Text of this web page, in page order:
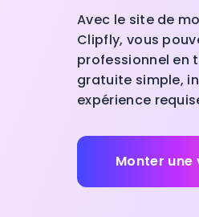
Avec le site de
Clipfly, vous
professionnel en
gratuite simple,
expérience
Monter une